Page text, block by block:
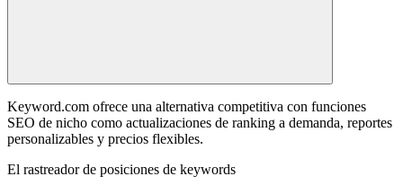
Keyword.com ofrece una alternativa competitiva con funciones
SEO de nicho como actualizaciones de ranking a demanda, reportes
personalizables y precios flexibles.
El rastreador de posiciones de keywords